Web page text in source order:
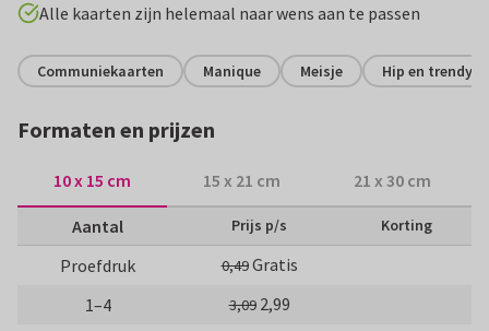
Alle kaarten zijn helemaal naar wens aan te passen
Communiekaarten Manique Meisje Hip en trendy
Formaten en prijzen
10 x 15 cm 15 x 21 cm 21 x 30 cm
Aantal Prijs p/s Korting
Proefdruk 0,49Gratis
1–4
3,09 2,99